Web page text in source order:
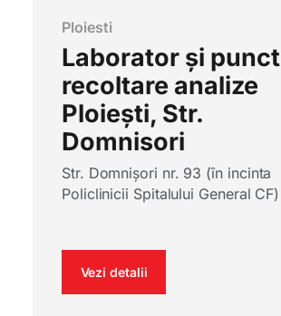
Ploiesti
Laborator și punct
recoltare analize
Ploiești, Str.
Domnisori
Str. Domnișori nr. 93 (în incinta
Policlinicii Spitalului General CF)
Vezi detalii